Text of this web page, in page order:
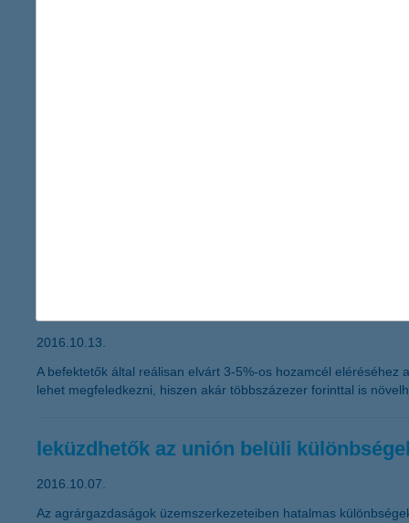
Közel 2800-an szeretnének uszodát vagy gyógyfürdőt,
2016.10.13.
A befektetők által reálisan elvárt 3-5%-os hozamcél
lehet megfeledkezni, hiszen akár többszázezer forinttal is
leküzdhetők az unión belüli
2016.10.07.
Az agrárgazdaságok üzemszerkezeteiben hatalmas